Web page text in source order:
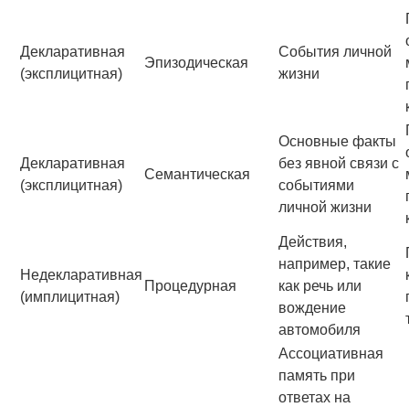
Декларативная
(эксплицитная)
Эпизодическая
События личной
жизни
Декларативная
(эксплицитная)
Семантическая
Основные факты
без явной связи с
событиями
личной жизни
Недекларативная
(имплицитная)
Процедурная
Действия,
например, такие
как речь или
вождение
автомобиля
Ассоциативная
память при
ответах на